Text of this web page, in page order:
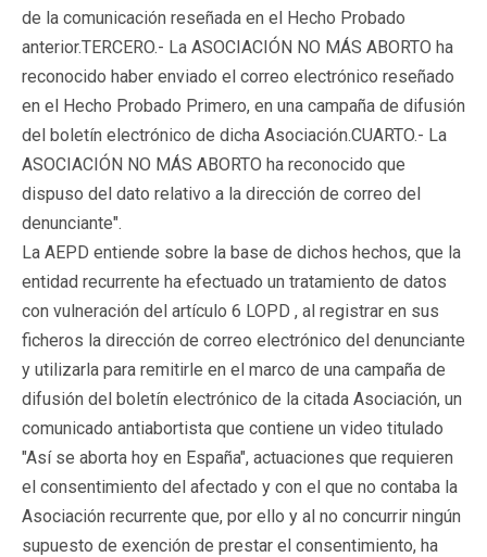
de la comunicación reseñada en el Hecho Probado
anterior.TERCERO.- La ASOCIACIÓN NO MÁS ABORTO ha
reconocido haber enviado el correo electrónico reseñado
en el Hecho Probado Primero, en una campaña de difusión
del boletín electrónico de dicha Asociación.CUARTO.- La
ASOCIACIÓN NO MÁS ABORTO ha reconocido que
dispuso del dato relativo a la dirección de correo del
denunciante".
La AEPD entiende sobre la base de dichos hechos, que la
entidad recurrente ha efectuado un tratamiento de datos
con vulneración del artículo 6 LOPD , al registrar en sus
ficheros la dirección de correo electrónico del denunciante
y utilizarla para remitirle en el marco de una campaña de
difusión del boletín electrónico de la citada Asociación, un
comunicado antiabortista que contiene un video titulado
"Así se aborta hoy en España", actuaciones que requieren
el consentimiento del afectado y con el que no contaba la
Asociación recurrente que, por ello y al no concurrir ningún
supuesto de exención de prestar el consentimiento, ha